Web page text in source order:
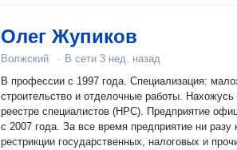
Олег Жупиков
Волжский · В сети 3 нед. назад
В профессии с 1997 года. Специализация: малоэтажное
строительство и отделочные работы. Нахожусь в Национальном
реестре специалистов (НРС). Предприятие официально существует
с 2007 года. За все время предприятие ни разу
рестрикции государственных, налоговых и